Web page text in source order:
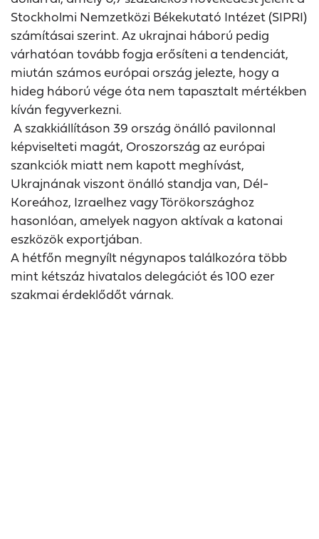
Stockholmi Nemzetközi Békekutató Intézet (SIPRI)
számításai szerint. Az ukrajnai háború pedig
várhatóan tovább fogja erősíteni a tendenciát,
miután számos európai ország jelezte, hogy a
hideg háború vége óta nem tapasztalt mértékben
kíván fegyverkezni.
A szakkiállításon 39 ország önálló pavilonnal
képviselteti magát, Oroszország az európai
szankciók miatt nem kapott meghívást,
Ukrajnának viszont önálló standja van, Dél-
Koreához, Izraelhez vagy Törökországhoz
hasonlóan, amelyek nagyon aktívak a katonai
eszközök exportjában.
A hétfőn megnyílt négynapos találkozóra több
mint kétszáz hivatalos delegációt és 100 ezer
szakmai érdeklődőt várnak.